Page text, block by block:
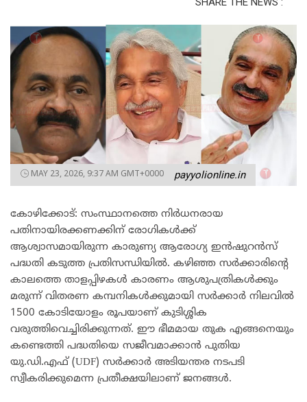
MAY 23, 2026, 9:37 AM GMT+0000 payyolionline.in
കോഴിക്കോട്: സംസ്ഥാനത്തെ നിർധനരായ
പതിനായിരക്കണക്കിന് രോഗികൾക്ക്
ആശ്വാസമായിരുന്ന കാരുണ്യ ആരോഗ്യ ഇൻഷുറൻസ്
പദ്ധതി കടുത്ത പ്രതിസന്ധിയിൽ. കഴിഞ്ഞ സർക്കാരിന്റെ
കാലത്തെ താളപ്പിഴകൾ കാരണം ആശുപത്രികൾക്കും
മരുന്ന് വിതരണ കമ്പനികൾക്കുമായി സർക്കാർ നിലവിൽ
1500 കോടിയോളം രൂപയാണ് കുടിശ്ശിക
വരുത്തിവെച്ചിരിക്കുന്നത്. ഈ ഭീമമായ തുക എങ്ങനെയും
കണ്ടെത്തി പദ്ധതിയെ സജീവമാക്കാൻ പുതിയ
യു.ഡി.എഫ് (UDF) സർക്കാർ അടിയന്തര നടപടി
സ്വീകരിക്കുമെന്ന പ്രതീക്ഷയിലാണ് ജനങ്ങൾ.